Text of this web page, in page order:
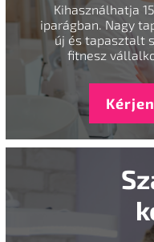
Kihasználhatja
iparágban. Nagy
új és tapasztalt
fitnesz